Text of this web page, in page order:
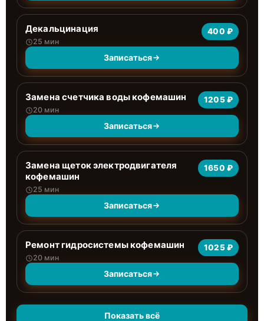
Декальцинация
25 мин
400 ₽
Записаться
Замена счетчика воды кофемашин
20 мин
1205 ₽
Записаться
Замена щеток электродвигателя
кофемашин
25 мин
1650 ₽
Записаться
Ремонт гидросистемы кофемашин
20 мин
1025 ₽
Записаться
Показать всё